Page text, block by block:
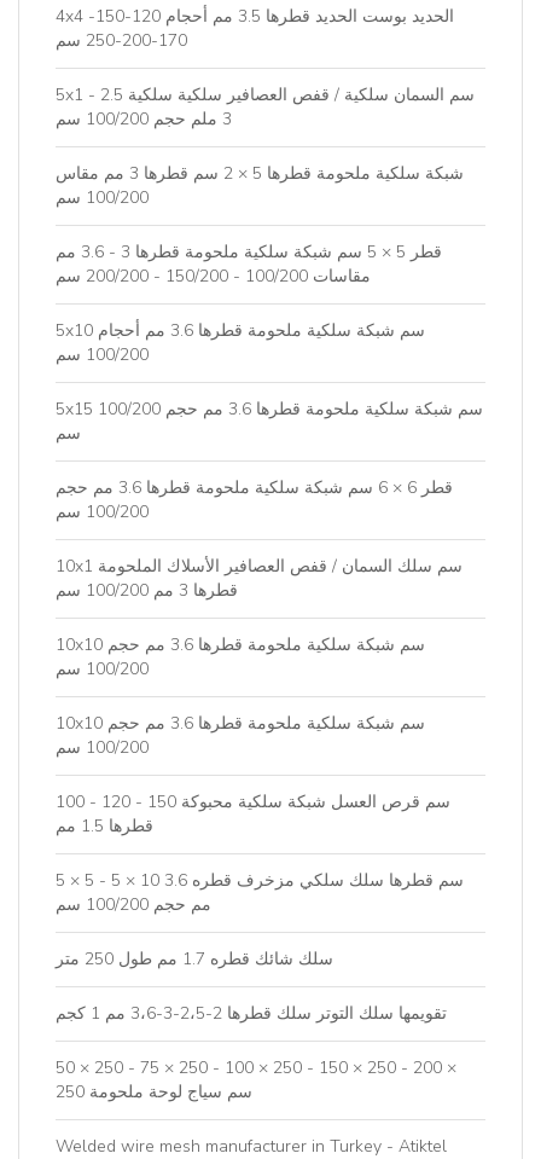
4x4 الحديد بوست الحديد قطرها 3.5 مم أحجام 120-150-
170-200-250 سم
5x1 سم السمان سلكية / قفص العصافير سلكية سلكية 2.5 -
3 ملم حجم 100/200 سم
شبكة سلكية ملحومة قطرها 5 × 2 سم قطرها 3 مم مقاس
100/200 سم
قطر 5 × 5 سم شبكة سلكية ملحومة قطرها 3 - 3.6 مم
مقاسات 100/200 - 150/200 - 200/200 سم
5x10 سم شبكة سلكية ملحومة قطرها 3.6 مم أحجام
100/200 سم
5x15 سم شبكة سلكية ملحومة قطرها 3.6 مم حجم 100/200
سم
قطر 6 × 6 سم شبكة سلكية ملحومة قطرها 3.6 مم حجم
100/200 سم
10x1 سم سلك السمان / قفص العصافير الأسلاك الملحومة
قطرها 3 مم 100/200 سم
10x10 سم شبكة سلكية ملحومة قطرها 3.6 مم حجم
100/200 سم
10x10 سم شبكة سلكية ملحومة قطرها 3.6 مم حجم
100/200 سم
100 - 120 - 150 سم قرص العسل شبكة سلكية محبوكة
قطرها 1.5 مم
5 × 5 - 5 × 10 سم قطرها سلك سلكي مزخرف قطره 3.6
مم حجم 100/200 سم
سلك شائك قطره 1.7 مم طول 250 متر
تقويمها سلك التوتر سلك قطرها 2-2،5-3-3،6 مم 1 كجم
50 × 250 - 75 × 250 - 100 × 250 - 150 × 250 - 200 ×
250 سم سياج لوحة ملحومة
Welded wire mesh manufacturer in Turkey - Atiktel